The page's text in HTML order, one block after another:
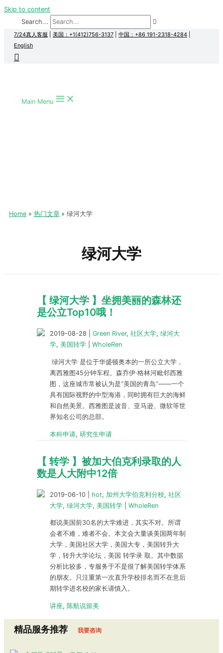
Skip to content
Search...
7/24真人客服 美国：+1(412)756-3137 中国：+86 191-2318-4284
English
Main Menu
Home 热门文章 绿河大学
绿河大学
【 绿河大学 】坐拥美丽的森林还
是公立Top10哦！
2019-08-28 Green River, 社区大学, 绿河大
学, 美国转学 WholeRen
绿河大学 是位于华盛顿奥本的一所公立大学，
离西雅图45分钟车程。森乔伊·格林河毗邻西雅
图，这座城市常被认为是“美国的青岛”——一个
具有国际视野的中型海港，同时拥有巨大的海鲜
和自然美景。西雅图是波音、亚马逊、微软等世
界知名公司的总部。
本科申请, 研究生申请
【 转学 】被加大伯克利录取的人
数是人大附中12倍
2019-06-10 hot, 加州大学伯克利分校, 社区
大学, 绿河大学, 美国转学 WholeRen
都说美国前30名的大学难进，其实不对。所谓
会者不难，难者不会。本文会大量谈美国两年制
大学，美国社区大学，美国大专，美国转升大
学，转升大学论坛，美国 转学录 取。其中数据
分析比较多，专服务于不是很了解美国转学体系
的朋友。只注重第一次直升学校排名而不在意后
期转学进名校的家长请慎入。
讲座, 陈航说留美
精品服务推荐 我要咨询